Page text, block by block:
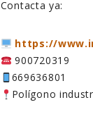
Contacta ya:
https://
900720319
669636801
Polígono